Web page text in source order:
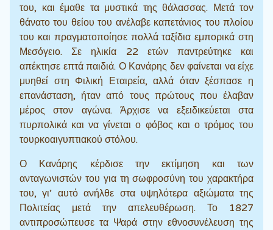
του, και έμαθε τα μυστικά της θάλασσας. Μετά τον
θάνατο του θείου του ανέλαβε καπετάνιος του πλοίου
του και πραγματοποίησε πολλά ταξίδια εμπορικά στη
Μεσόγειο. Σε ηλικία 22 ετών παντρεύτηκε και
απέκτησε επτά παιδιά. Ο Κανάρης δεν φαίνεται να είχε
μυηθεί στη Φιλική Εταιρεία, αλλά όταν ξέσπασε η
επανάσταση, ήταν από τους πρώτους που έλαβαν
μέρος στον αγώνα. Άρχισε να εξειδικεύεται στα
πυρπολικά και να γίνεται ο φόβος και ο τρόμος του
τουρκοαιγυπτιακού στόλου.
Ο Κανάρης κέρδισε την εκτίμηση και των
ανταγωνιστών του για τη σωφροσύνη του χαρακτήρα
του, γι’ αυτό ανήλθε στα υψηλότερα αξιώματα της
Πολιτείας μετά την απελευθέρωση. Το 1827
αντιπροσώπευσε τα Ψαρά στην εθνοσυνέλευση της